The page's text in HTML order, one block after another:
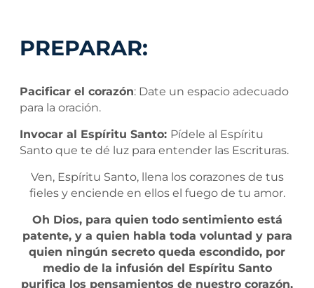
PREPARAR:
Pacificar el corazón: Date un espacio adecuado
para la oración.
Invocar al Espíritu Santo: Pídele al Espíritu
Santo que te dé luz para entender las Escrituras.
Ven, Espíritu Santo, llena los corazones de tus
fieles y enciende en ellos el fuego de tu amor.
Oh Dios, para quien todo sentimiento está
patente, y a quien habla toda voluntad y para
quien ningún secreto queda escondido, por
medio de la infusión del Espíritu Santo
purifica los pensamientos de nuestro corazón,